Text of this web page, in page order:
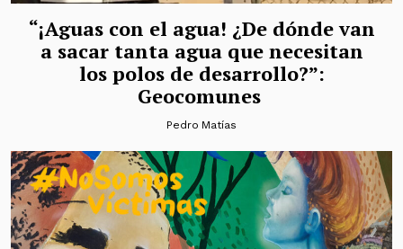
“¡Aguas con el agua! ¿De dónde van
a sacar tanta agua que necesitan
los polos de desarrollo?”:
Geocomunes
Pedro Matías